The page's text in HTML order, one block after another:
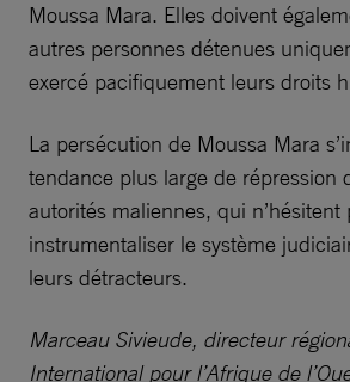
Moussa Mara. Elles doivent
autres personnes détenues
exercé pacifiquement leurs droits
La persécution de Moussa Mara
tendance plus large de répression
autorités maliennes, qui n’hésitent
instrumentaliser le système
leurs détracteurs.
Marceau Sivieude, directeur
International pour l’Afrique de